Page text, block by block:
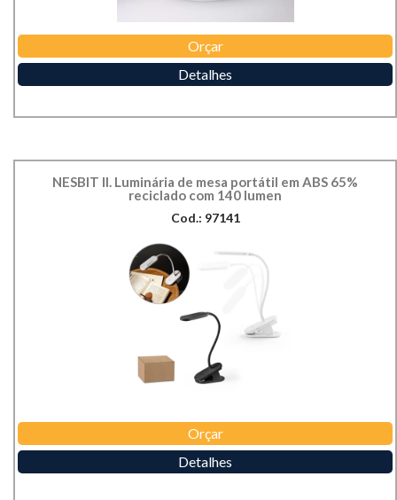
Orçar
Detalhes
NESBIT II. Luminária de mesa portátil em ABS 65%
reciclado com 140 lumen
Cod.: 97141
Orçar
Detalhes